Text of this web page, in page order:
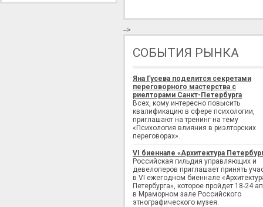
-->
СОБЫТИЯ РЫНКА
Яна Гусева поделится секретами
переговорного мастерства с
риелторами Санкт-Петербурга
Всех, кому интересно повысить
квалификацию в сфере психологии,
приглашают на тренинг на тему
«Психология влияния в риэлторских
переговорах».
VI биеннале «Архитектура
Российская гильдия управляющих и
девелоперов приглашает принять
в VI ежегодном биеннале
Петербурга», которое пройдет 18-24
в Мраморном зале Российского
этнографического музея.